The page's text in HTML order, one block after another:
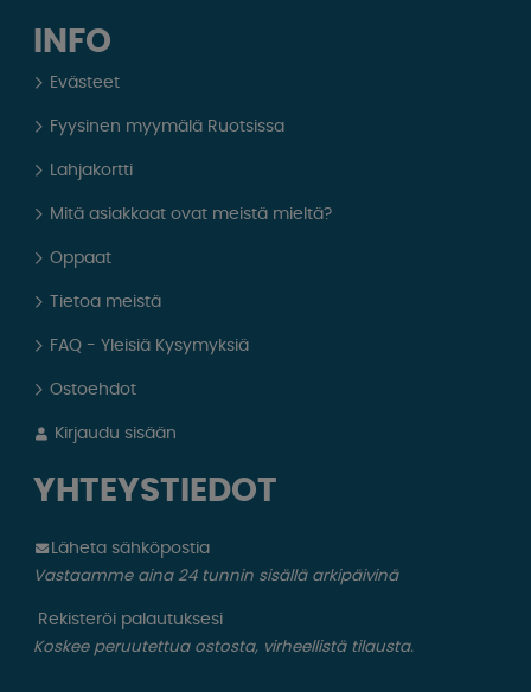
INFO
Evästeet
Fyysinen myymälä Ruotsissa
Lahjakortti
Mitä asiakkaat ovat meistä mieltä?
Oppaat
Tietoa meistä
FAQ - Yleisiä Kysymyksiä
Ostoehdot
Kirjaudu sisään
YHTEYSTIEDOT
Läheta sähköpostia
Vastaamme aina 24 tunnin sisällä arkipäivinä
Rekisteröi palautuksesi
Koskee peruutettua ostosta, virheellistä tilausta.